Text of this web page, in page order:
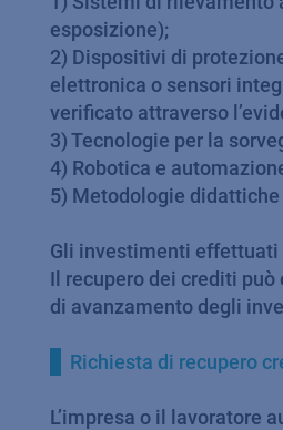
esposizione);
2) Dispositivi di
elettronica o sensori
verificato attraverso
3) Tecnologie per la
4) Robotica e
5) Metodologie
Gli investimenti effettuati
Il recupero dei crediti
di avanzamento degli
Richiesta di recupero
L’impresa o il lavoratore